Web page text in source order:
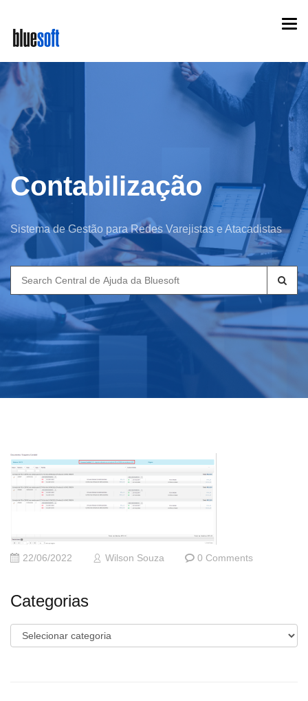
main
content
Contabilização
Sistema de Gestão para Redes Varejistas e Atacadistas
Search
for:
22/06/2022 Wilson Souza 0 Comments
Categorias
Categorias